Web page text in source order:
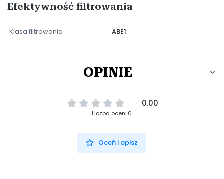
Efektywność filtrowania
Klasa filtrowania ABE1
OPINIE
0.00
Liczba ocen: 0
Oceń i opisz